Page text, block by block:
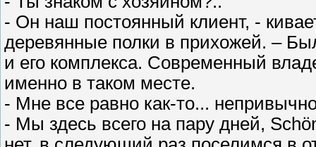
- Он наш постоянный клиент, -
деревянные полки в прихожей. –
и его комплекса. Современный
именно в таком месте.
- Мне все равно как-то...
- Мы здесь всего на пару дней,